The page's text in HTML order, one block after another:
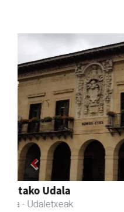
Ikasmin ikasketa
Urnieta - Ikasketa zentroak
Previous